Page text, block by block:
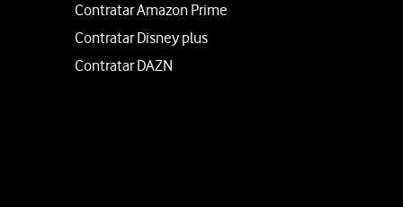
Contratar Amazon Prime
Contratar Disney plus
Contratar DAZN